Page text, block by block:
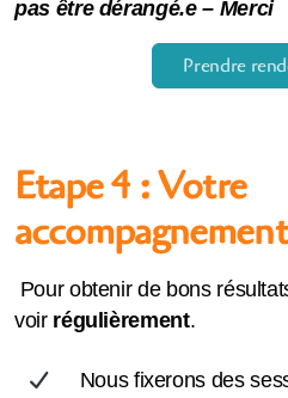
pas être dérangé.e – Merci
Prendre
Etape 4 : Votre
Pour obtenir de bons
voir régulièrement.
Nous fixerons des